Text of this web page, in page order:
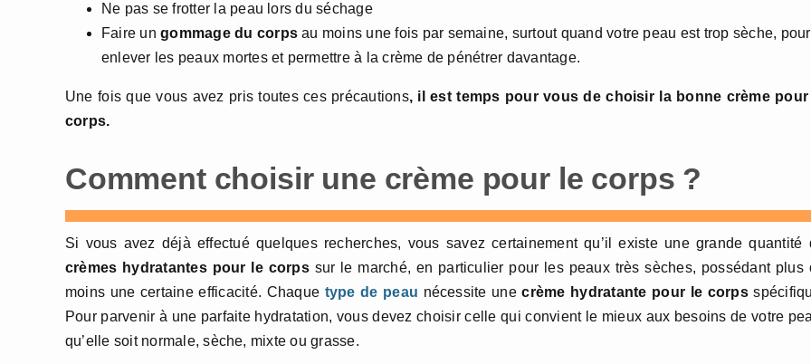
Ne pas se frotter la peau lors du séchage
Faire ungommage du corps au moins une fois par semaine, surtout quand votre peau est trop sèche, pour
enlever les peaux mortes et permettre à la crème de pénétrer davantage.
Une fois que vous avez pris toutes ces précautions, il est temps pour vous de choisir la bonne crème pour
corps.
Comment choisir une crème pour le corps ?
Si vous avez déjà effectué quelques recherches, vous savez certainement qu’il existe une grande quantité
crèmes hydratantes pour le corpssur le marché, en particulier pour les peaux très sèches, possédant plus
moins une certaine efficacité. Chaque type de peau nécessite unecrème hydratante pour le corps
Pour parvenir à une parfaite hydratation, vous devez choisir celle qui convient le mieux aux besoins de votre
qu’elle soit normale, sèche, mixte ou grasse.